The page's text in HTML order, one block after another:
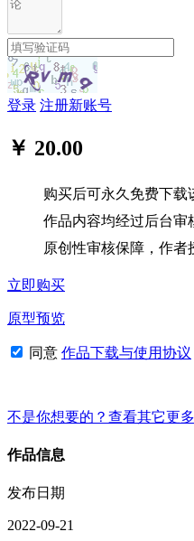
登录 注册新账号
￥ 20.00
购买后可永久免费下载
作品内容均经过后台审
原创性审核保障，作者
立即购买
原型预览
同意 作品下载与使用协议
不是你想要的？查看其它更
作品信息
发布日期
2022-09-21